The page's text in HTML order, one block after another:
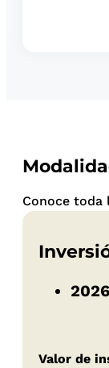
Conoce toda
Valor de